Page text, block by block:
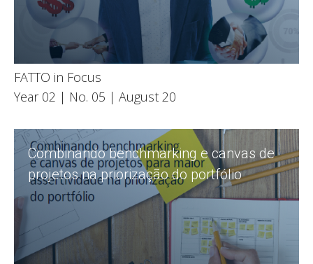
Leia
FATTO in Focus
Year 02 | No. 05 | August 20
Combinando benchmarking e canvas de
projetos na priorização do portfólio